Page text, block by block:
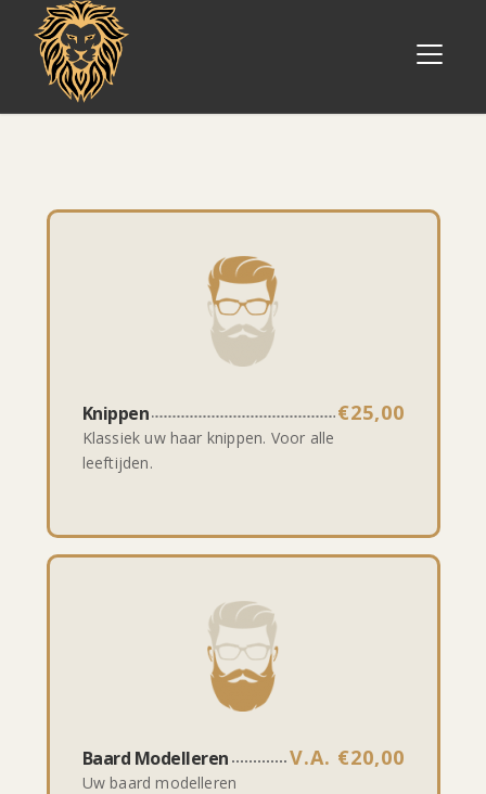
Knippen €25,00
Klassiek uw haar knippen. Voor alle
leeftijden.
Baard Modelleren V.A. €20,00
Uw baard modelleren